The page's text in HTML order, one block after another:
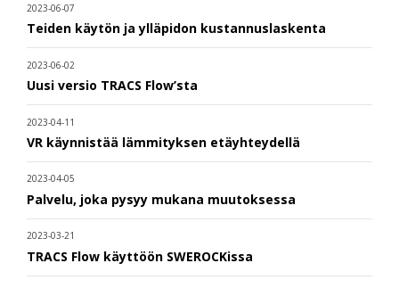
2023-06-07
Teiden käytön ja ylläpidon kustannuslaskenta
2023-06-02
Uusi versio TRACS Flow’sta
2023-04-11
VR käynnistää lämmityksen etäyhteydellä
2023-04-05
Palvelu, joka pysyy mukana muutoksessa
2023-03-21
TRACS Flow käyttöön SWEROCKissa